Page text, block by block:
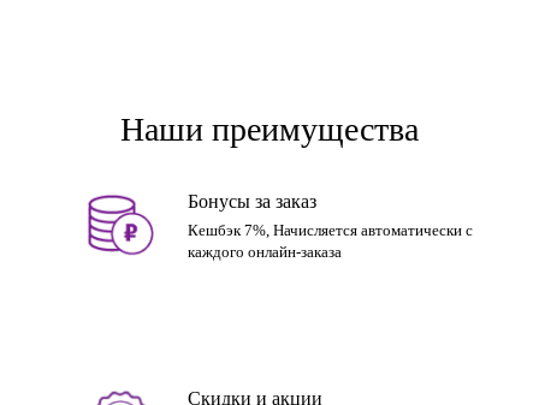
Наши преимущества
Бонусы за заказ
Кешбэк 7%, Начисляется автоматически с
каждого онлайн-заказа
Скидки и акции